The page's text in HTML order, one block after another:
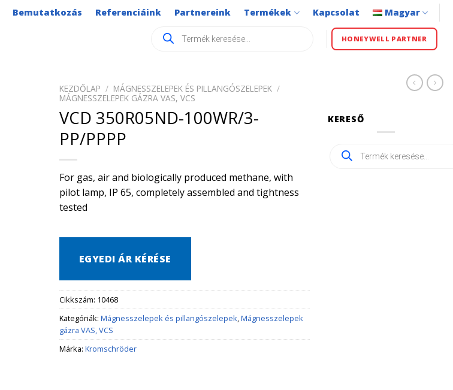
Bemutatkozás Referenciáink Partnereink Termékek Kapcsolat Magyar
search HONEYWELL PARTNER
KEZDŐLAP / MÁGNESSZELEPEK ÉS PILLANGÓSZELEPEK /
MÁGNESSZELEPEK GÁZRA VAS, VCS
VCD 350R05ND-100WR/3-
PP/PPPP
For gas, air and biologically produced methane, with
pilot lamp, IP 65, completely assembled and tightness
tested
EGYEDI ÁR KÉRÉSE
Cikkszám: 10468
Kategóriák: Mágnesszelepek és pillangószelepek Mágnesszelepek
gázra VAS, VCS
Márka: Kromschröder
KERESŐ
Products
search